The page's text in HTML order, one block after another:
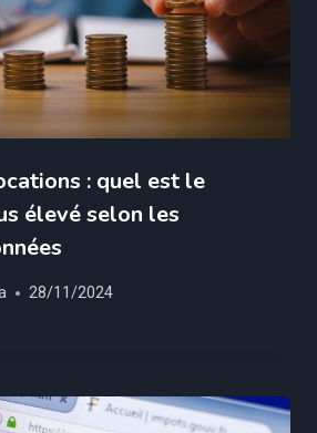
: quel est le
élevé selon les
28/11/2024